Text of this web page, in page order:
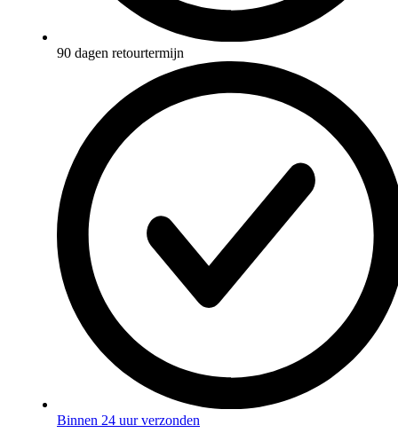
90 dagen retourtermijn
Binnen 24 uur verzonden